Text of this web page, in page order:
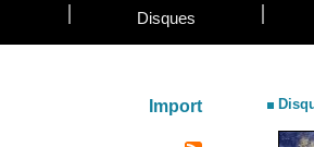
Disques
Import